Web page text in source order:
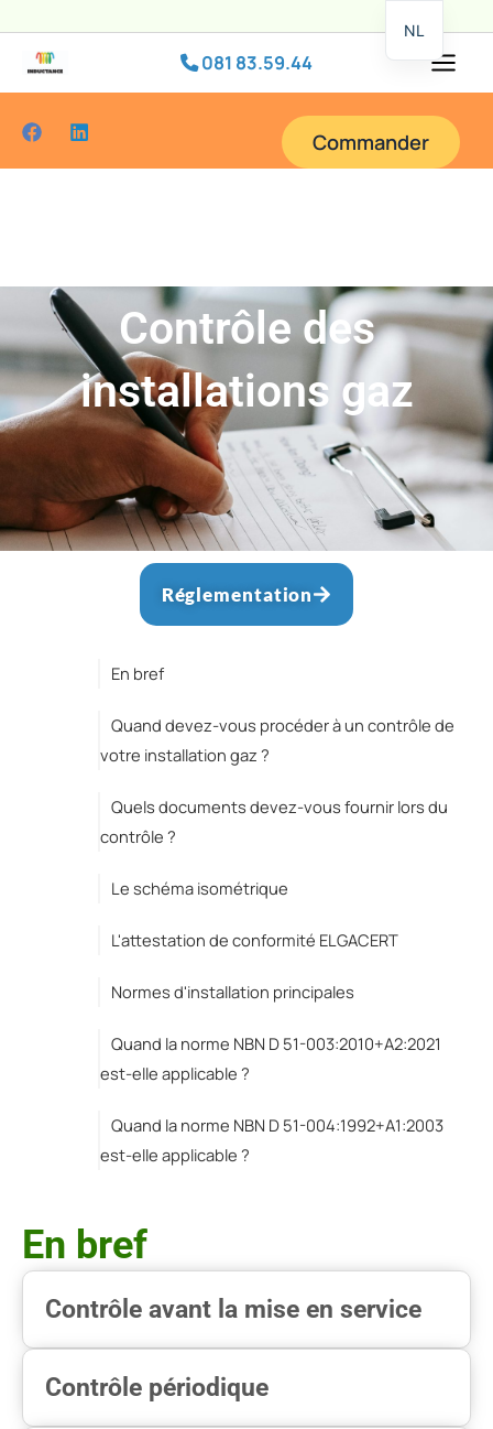
contenu
081 83.59.44
Commander
Contrôle des
installations gaz
Réglementation
En bref
Quand devez-vous procéder à un contrôle de
votre installation gaz ?
Quels documents devez-vous fournir lors du
contrôle ?
Le schéma isométrique
L'attestation de conformité ELGACERT
Normes d'installation principales
Quand la norme NBN D 51-003:2010+A2:2021
est-elle applicable ?
Quand la norme NBN D 51-004:1992+A1:2003
est-elle applicable ?
En bref
Contrôle avant la mise en service
Contrôle périodique
NL